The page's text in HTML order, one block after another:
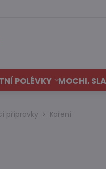
POLÉVKY MOCHI,
přípravky Koření